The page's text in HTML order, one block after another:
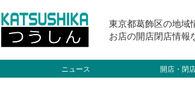
東京都葛飾区の地域
お店の開店閉店情報
ニュース 開店・閉